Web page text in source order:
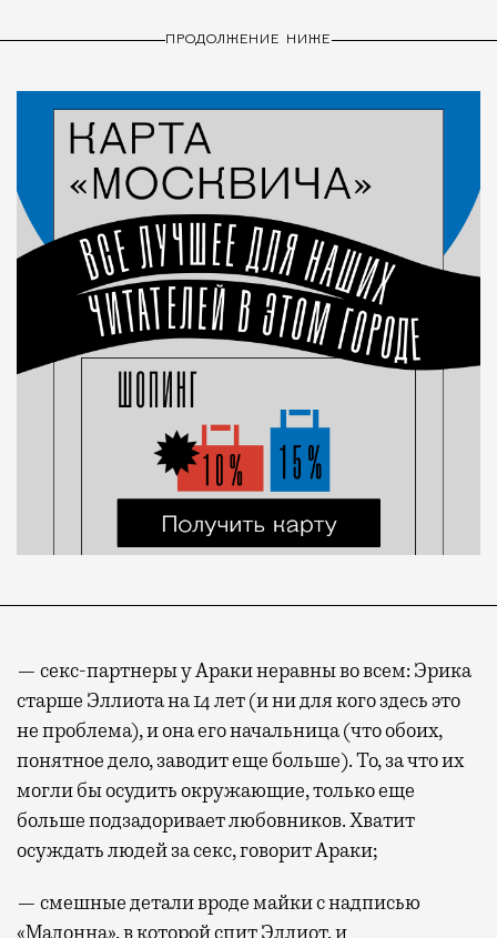
ПРОДОЛЖЕНИЕ НИЖЕ
— секс-партнеры у Араки неравны во всем: Эрика
старше Эллиота на 14 лет (и ни для кого здесь это
не проблема), и она его начальница (что обоих,
понятное дело, заводит еще больше). То, за что их
могли бы осудить окружающие, только еще
больше подзадоривает любовников. Хватит
осуждать людей за секс, говорит Араки;
— смешные детали вроде майки с надписью
«Мадонна», в которой спит Эллиот, и